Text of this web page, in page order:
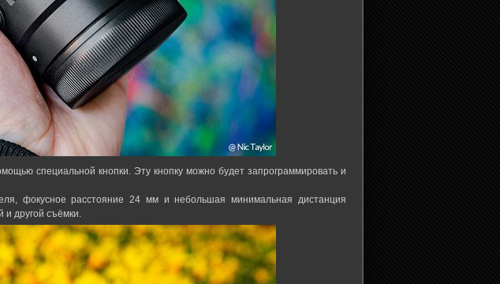
специальной кнопки. Эту кнопку можно будет запрограммировать и
фокусное расстояние 24 мм и небольшая минимальная дистанция
и другой съёмки.